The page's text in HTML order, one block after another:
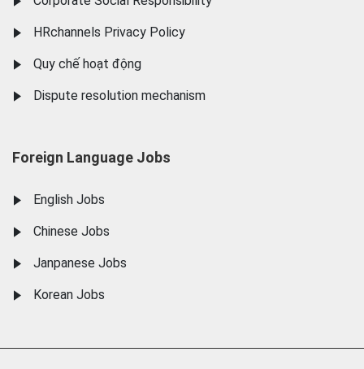
HRchannels Privacy Policy
Quy chế hoạt động
Dispute resolution mechanism
Foreign Language Jobs
English Jobs
Chinese Jobs
Janpanese Jobs
Korean Jobs